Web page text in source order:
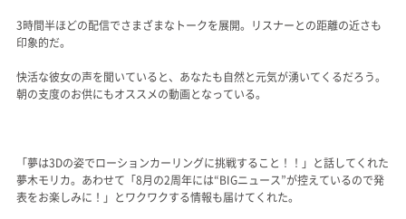
3時間半ほどの配信でさまざまなトークを展開。リスナーとの距離の近さも
印象的だ。
快活な彼女の声を聞いていると、あなたも自然と元気が湧いてくるだろう。
朝の支度のお供にもオススメの動画となっている。
「夢は3Dの姿でローションカーリングに挑戦すること！！」と話してくれた
夢木モリカ。あわせて「8月の2周年には“BIGニュース”が控えているので発
表をお楽しみに！」とワクワクする情報も届けてくれた。